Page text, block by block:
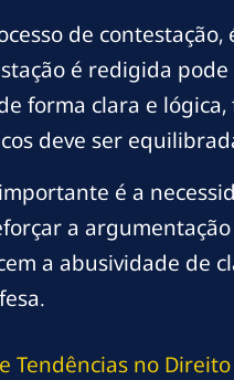
de
é redigida
forma clara e
deve ser
é a
a
a abusividade de
Tendências no